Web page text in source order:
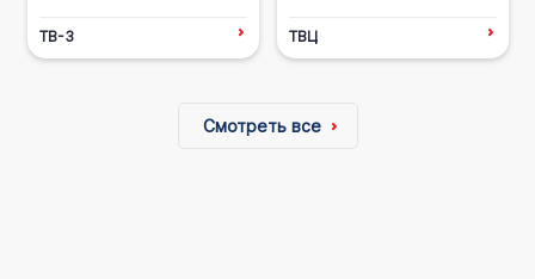
ТВ-3 ТВЦ
Смотреть все